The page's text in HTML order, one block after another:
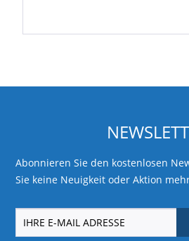
Abonnieren Sie den kostenlosen
Sie keine Neuigkeit oder Aktion